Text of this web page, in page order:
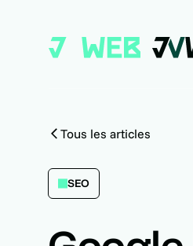
Tous les articles
SEO